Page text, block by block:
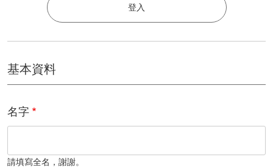
登入
基本資料
名字
請填寫全名，謝謝。